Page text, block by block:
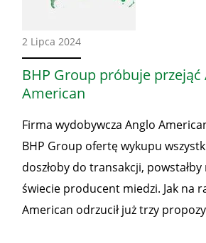
2 Lipca 2024Ze
świata
BHP Group próbuje przejąć
American
Firma wydobywcza Anglo
BHP Group ofertę wykupu
doszłoby do transakcji, powstałby
świecie producent miedzi. Jak na
American odrzucił już trzy